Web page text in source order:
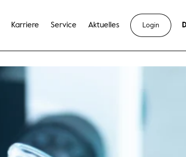
Karriere Service Aktuelles Login